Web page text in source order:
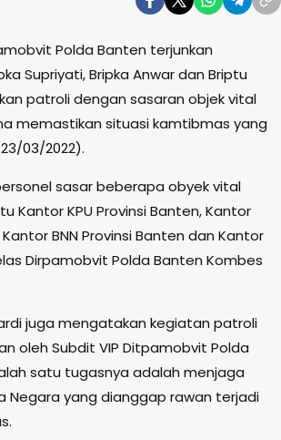
Polda Banten terjunkan
Supriyati, Bripka Anwar dan Briptu
patroli dengan sasaran objek vital
memastikan situasi kamtibmas yang
03/2022).
sasar beberapa obyek vital
Kantor KPU Provinsi Banten, Kantor
Kantor BNN Provinsi Banten dan Kantor
Dirpamobvit Polda Banten Kombes
juga mengatakan kegiatan patroli
oleh Subdit VIP Ditpamobvit Polda
satu tugasnya adalah menjaga
Negara yang dianggap rawan terjadi